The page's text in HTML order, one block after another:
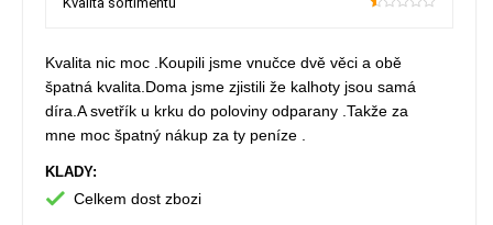
Kvalita nic moc .Koupili jsme vnučce dvě věci a obě
špatná kvalita.Doma jsme zjistili že kalhoty jsou samá
díra.A svetřík u krku do poloviny odparany .Takže za
mne moc špatný nákup za ty peníze .
KLADY:
Celkem dost zbozi